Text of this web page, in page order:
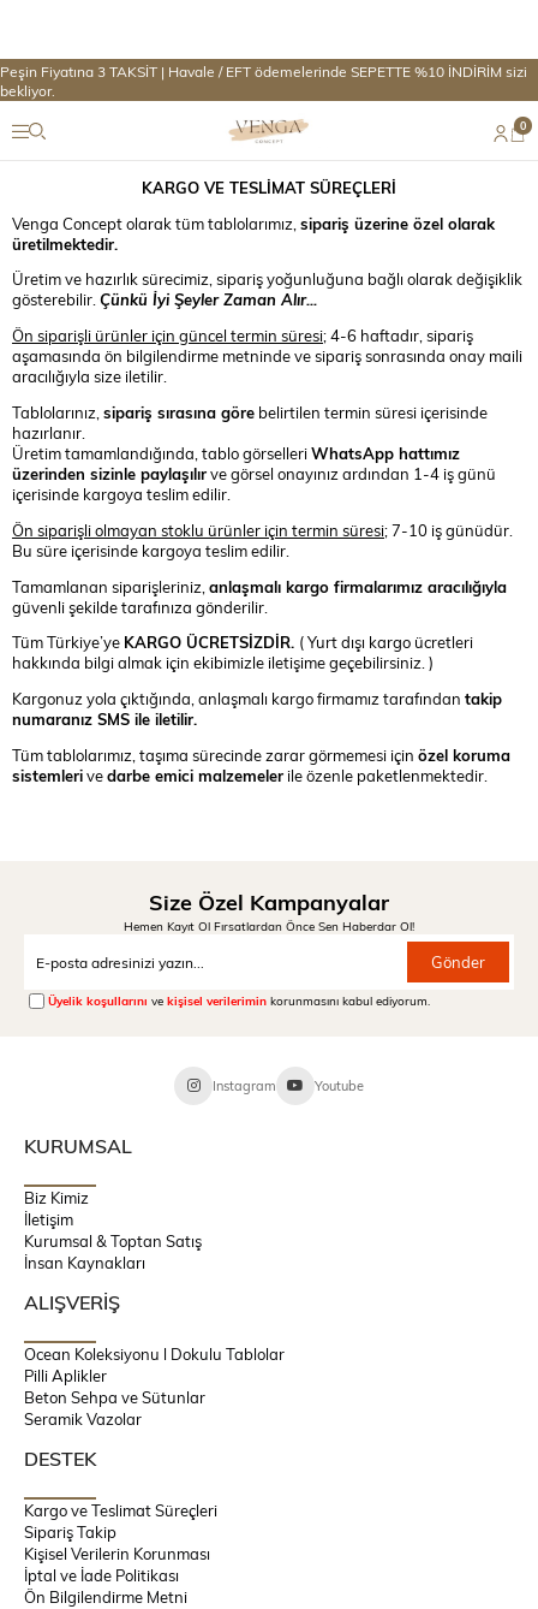
Peşin Fiyatına 3 TAKSİT | Havale / EFT ödemelerinde SEPETTE %10 İNDİRİM sizi
bekliyor.
0
KARGO VE TESLİMAT SÜREÇLERİ
Venga Concept olarak tüm tablolarımız, sipariş üzerine özel olarak
üretilmektedir.
Üretim ve hazırlık sürecimiz, sipariş yoğunluğuna bağlı olarak değişiklik
gösterebilir. Çünkü İyi Şeyler Zaman Alır...
Ön siparişli ürünler için güncel termin süresi; 4-6 haftadır, sipariş
aşamasında ön bilgilendirme metninde ve sipariş sonrasında onay maili
aracılığıyla size iletilir.
Tablolarınız, sipariş sırasına göre belirtilen termin süresi içerisinde
hazırlanır.
Üretim tamamlandığında, tablo görselleriWhatsApp hattımız
üzerinden sizinle paylaşılırve görsel onayınız ardından 1-4 iş günü
içerisinde kargoya teslim edilir.
Ön siparişli olmayan stoklu ürünler için termin süresi;7-10 iş günüdür.
Bu süre içerisinde kargoya teslim edilir.
Tamamlanan siparişleriniz, anlaşmalı kargo firmalarımız aracılığıyla
güvenli şekilde tarafınıza gönderilir.
Tüm Türkiye’ye KARGO ÜCRETSİZDİR. ( Yurt dışı kargo ücretleri
hakkında bilgi almak için ekibimizle iletişime geçebilirsiniz. )
Kargonuz yola çıktığında, anlaşmalı kargo firmamız tarafından takip
numaranız SMS ile iletilir.
Tüm tablolarımız, taşıma sürecinde zarar görmemesi için özel koruma
sistemlerivedarbe emici malzemeler ile özenle paketlenmektedir.
Size Özel Kampanyalar
Hemen Kayıt Ol Fırsatlardan Önce Sen Haberdar Ol!
Gönder
Üyelik koşullarını ve kişisel verilerimin korunmasını kabul ediyorum.
Instagram Youtube
KURUMSAL
Biz Kimiz
İletişim
Kurumsal & Toptan Satış
İnsan Kaynakları
ALIŞVERİŞ
Ocean Koleksiyonu l Dokulu Tablolar
Pilli Aplikler
Beton Sehpa ve Sütunlar
Seramik Vazolar
DESTEK
Kargo ve Teslimat Süreçleri
Sipariş Takip
Kişisel Verilerin Korunması
İptal ve İade Politikası
Ön Bilgilendirme Metni